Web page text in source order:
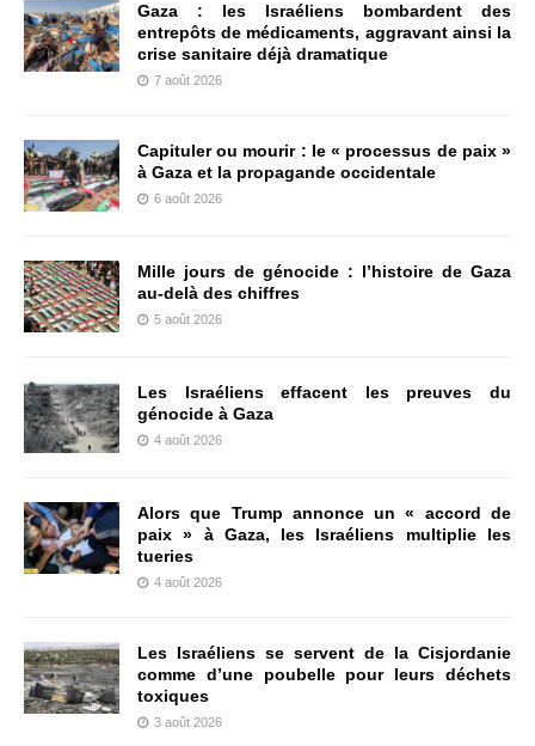
Gaza : les Israéliens bombardent des
entrepôts de médicaments, aggravant ainsi la
crise sanitaire déjà dramatique
7 août 2026
Capituler ou mourir : le « processus de paix »
à Gaza et la propagande occidentale
6 août 2026
Mille jours de génocide : l’histoire de Gaza
au-delà des chiffres
5 août 2026
Les Israéliens effacent les preuves du
génocide à Gaza
4 août 2026
Alors que Trump annonce un « accord de
paix » à Gaza, les Israéliens multiplie les
tueries
4 août 2026
Les Israéliens se servent de la Cisjordanie
comme d’une poubelle pour leurs déchets
toxiques
3 août 2026